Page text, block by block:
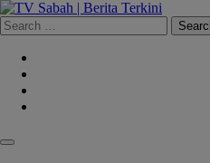
Skip
to
content
Search
for: